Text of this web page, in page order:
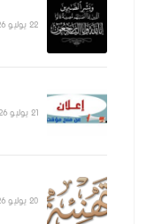
22 يوليو 2026
21 يوليو 2026
20 يوليو 2026